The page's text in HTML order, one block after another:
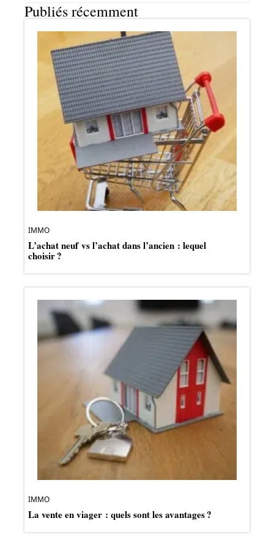
Publiés récemment
IMMO
L’achat neuf vs l’achat dans l’ancien : lequel
choisir ?
IMMO
La vente en viager : quels sont les avantages ?